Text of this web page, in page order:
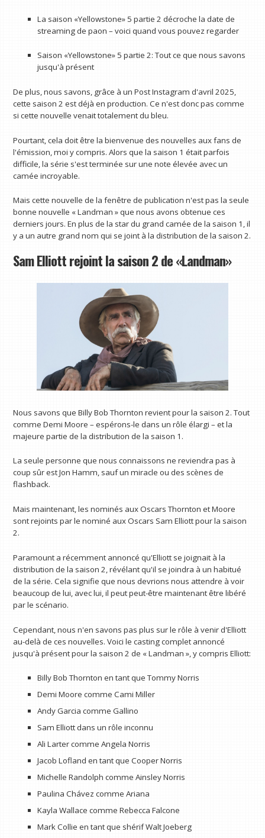
La saison «Yellowstone» 5 partie 2 décroche la date de
streaming de paon – voici quand vous pouvez regarder
Saison «Yellowstone» 5 partie 2: Tout ce que nous savons
jusqu'à présent
De plus, nous savons, grâce à un Post Instagram d'avril 2025,
cette saison 2 est déjà en production. Ce n'est donc pas comme
si cette nouvelle venait totalement du bleu.
Pourtant, cela doit être la bienvenue des nouvelles aux fans de
l'émission, moi y compris. Alors que la saison 1 était parfois
difficile, la série s'est terminée sur une note élevée avec un
camée incroyable.
Mais cette nouvelle de la fenêtre de publication n'est pas la seule
bonne nouvelle « Landman » que nous avons obtenue ces
derniers jours. En plus de la star du grand camée de la saison 1, il
y a un autre grand nom qui se joint à la distribution de la saison 2.
Sam Elliott rejoint la saison 2 de «Landman»
Nous savons que Billy Bob Thornton revient pour la saison 2. Tout
comme Demi Moore – espérons-le dans un rôle élargi – et la
majeure partie de la distribution de la saison 1.
La seule personne que nous connaissons ne reviendra pas à
coup sûr est Jon Hamm, sauf un miracle ou des scènes de
flashback.
Mais maintenant, les nominés aux Oscars Thornton et Moore
sont rejoints par le nominé aux Oscars Sam Elliott pour la saison
2.
Paramount a récemment annoncé qu'Elliott se joignait à la
distribution de la saison 2, révélant qu'il se joindra à un habitué
de la série. Cela signifie que nous devrions nous attendre à voir
beaucoup de lui, avec lui, il peut peut-être maintenant être libéré
par le scénario.
Cependant, nous n'en savons pas plus sur le rôle à venir d'Elliott
au-delà de ces nouvelles. Voici le casting complet annoncé
jusqu'à présent pour la saison 2 de « Landman », y compris Elliott:
Billy Bob Thornton en tant que Tommy Norris
Demi Moore comme Cami Miller
Andy Garcia comme Gallino
Sam Elliott dans un rôle inconnu
Ali Larter comme Angela Norris
Jacob Lofland en tant que Cooper Norris
Michelle Randolph comme Ainsley Norris
Paulina Chávez comme Ariana
Kayla Wallace comme Rebecca Falcone
Mark Collie en tant que shérif Walt Joeberg